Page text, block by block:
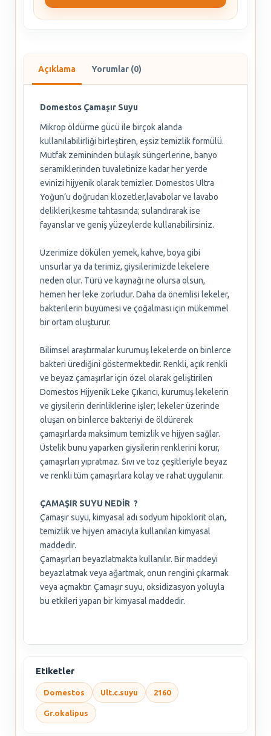
Açıklama Yorumlar (0)
Domestos Çamaşır Suyu
Mikrop öldürme gücü ile birçok alanda
kullanılabilirliği birleştiren, eşsiz temizlik formülü.
Mutfak zemininden bulaşık süngerlerine, banyo
seramiklerinden tuvaletinize kadar her yerde
evinizi hijyenik olarak temizler. Domestos Ultra
Yoğun’u doğrudan klozetler,lavabolar ve lavabo
delikleri,kesme tahtasında; sulandırarak ise
fayanslar ve geniş yüzeylerde kullanabilirsiniz.
Üzerimize dökülen yemek, kahve, boya gibi
unsurlar ya da terimiz, giysilerimizde lekelere
neden olur. Türü ve kaynağı ne olursa olsun,
hemen her leke zorludur. Daha da önemlisi lekeler,
bakterilerin büyümesi ve çoğalması için mükemmel
bir ortam oluşturur.
Bilimsel araştırmalar kurumuş lekelerde on binlerce
bakteri ürediğini göstermektedir. Renkli, açık renkli
ve beyaz çamaşırlar için özel olarak geliştirilen
Domestos Hijyenik Leke Çıkarıcı, kurumuş lekelerin
ve giysilerin derinliklerine işler; lekeler üzerinde
oluşan on binlerce bakteriyi de öldürerek
çamaşırlarda maksimum temizlik ve hijyen sağlar.
Üstelik bunu yaparken giysilerin renklerini korur,
çamaşırları yıpratmaz. Sıvı ve toz çeşitleriyle beyaz
ve renkli tüm çamaşırlara kolay ve rahat uygulanır.
ÇAMAŞIR SUYU NEDİR ?
Çamaşır suyu, kimyasal adı sodyum hipoklorit olan,
temizlik ve hijyen amacıyla kullanılan kimyasal
maddedir.
Çamaşırları beyazlatmakta kullanılır. Bir maddeyi
beyazlatmak veya ağartmak, onun rengini çıkarmak
veya açmaktır. Çamaşır suyu, oksidizasyon yoluyla
bu etkileri yapan bir kimyasal maddedir.
Etiketler
Domestos Ult.c.suyu 2160
Gr.okalipus